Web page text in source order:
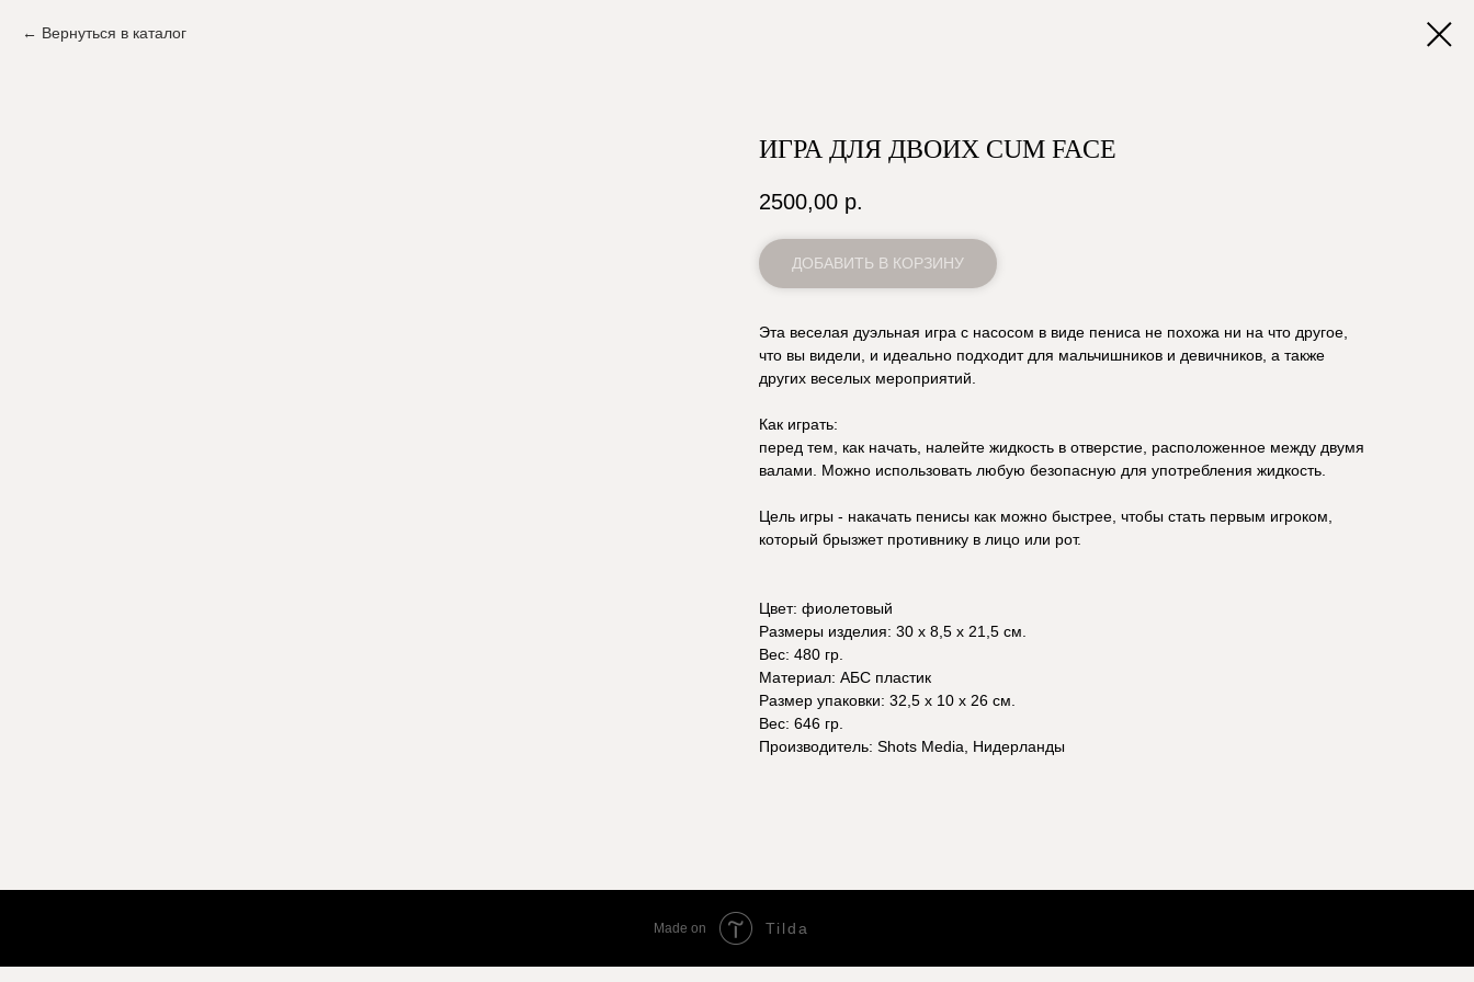
Вернуться в каталог
ИГРА ДЛЯ ДВОИХ CUM FACE
2500,00 р.
ДОБАВИТЬ В КОРЗИНУ
Эта веселая дуэльная игра с насосом в виде пениса не похожа ни на что другое,
что вы видели, и идеально подходит для мальчишников и девичников, а также
других веселых мероприятий.
Как играть:
перед тем, как начать, налейте жидкость в отверстие, расположенное между двумя
валами. Можно использовать любую безопасную для употребления жидкость.
Цель игры - накачать пенисы как можно быстрее, чтобы стать первым игроком,
который брызжет противнику в лицо или рот.
Цвет: фиолетовый
Размеры изделия: 30 х 8,5 х 21,5 см.
Вес: 480 гр.
Материал: АБС пластик
Размер упаковки: 32,5 х 10 х 26 см.
Вес: 646 гр.
Производитель: Shots Media, Нидерланды
Made on Tilda